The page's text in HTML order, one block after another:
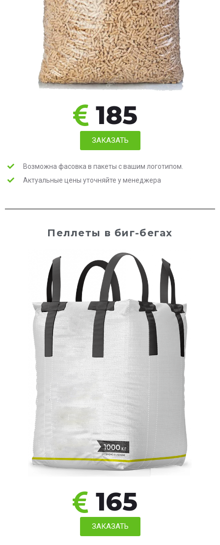
Возможна фасовка в пакеты с вашим логотипом.
Актуальные цены уточняйте у менеджера
185
ЗАКАЗАТЬ
Пеллеты в биг-бегах
165
ЗАКАЗАТЬ